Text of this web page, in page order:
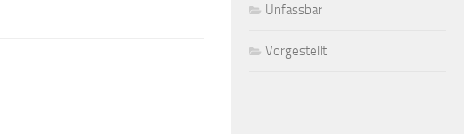
Unfassbar
Vorgestellt